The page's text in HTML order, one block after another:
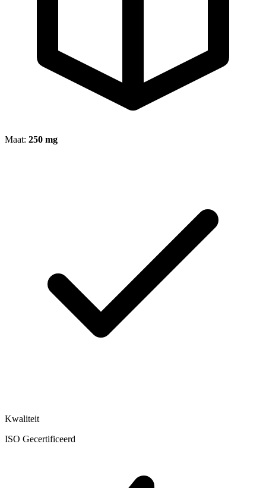
Maat: 250 mg
Kwaliteit
ISO Gecertificeerd